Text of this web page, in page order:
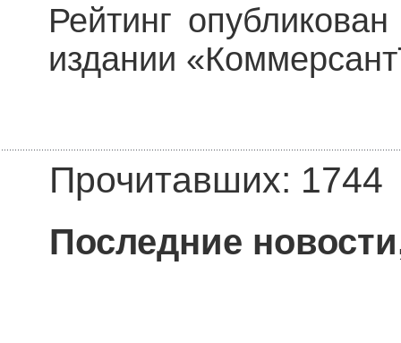
Рейтинг
издании
Прочитавших: 1744
Последние